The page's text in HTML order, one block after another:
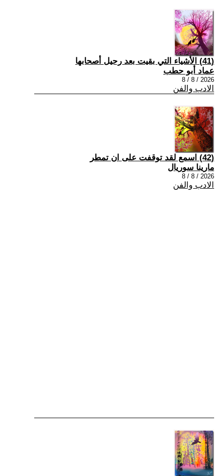
(41) الأشياء التي بقيت بعد رحيل أصحابها
عماد أبو حطب
2026 / 8 / 8
الادب والفن
(42) اسمع لقد توقفت على ان تمطر
مارينا سوريال
2026 / 8 / 8
الادب والفن